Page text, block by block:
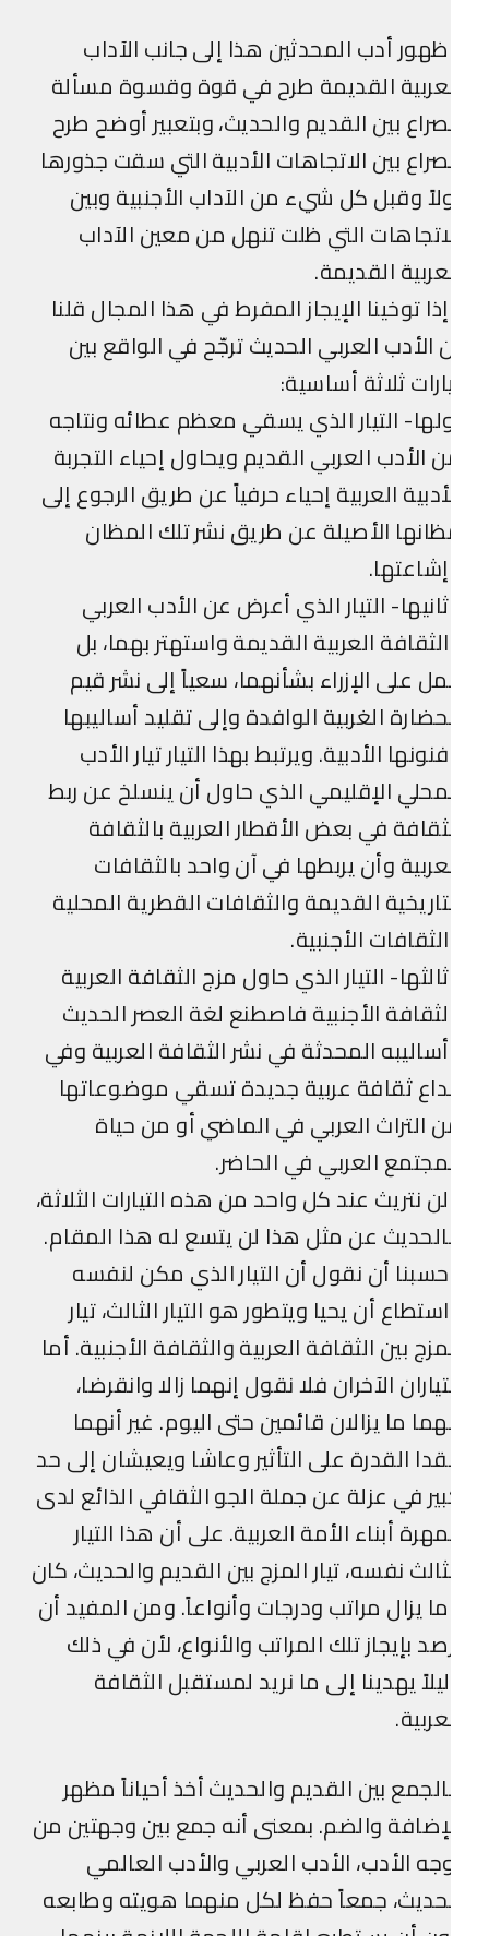
أدب المحدثين هذا إلى جانب الآداب
القديمة طرح في قوة وقسوة مسألة
بين القديم والحديث، وبتعبير أوضح طرح
بين الاتجاهات الأدبية التي سقت جذورها
وقبل كل شيء من الآداب الأجنبية وبين
التي ظلت تنهل من معين الآداب
القديمة.
توخينا الإيجاز المفرط في هذا المجال قلنا
الأدب العربي الحديث ترجّح في الواقع بين
ثلاثة أساسية:
التيار الذي يسقي معظم عطائه ونتاجه
الأدب العربي القديم ويحاول إحياء التجربة
العربية إحياء حرفياً عن طريق الرجوع إلى
الأصيلة عن طريق نشر تلك المظان
التيار الذي أعرض عن الأدب العربي
العربية القديمة واستهتر بهما، بل
على الإزراء بشأنهما، سعياً إلى نشر قيم
الغربية الوافدة وإلى تقليد أساليبها
الأدبية. ويرتبط بهذا التيار تيار الأدب
الإقليمي الذي حاول أن ينسلخ عن ربط
في بعض الأقطار العربية بالثقافة
وأن يربطها في آن واحد بالثقافات
القديمة والثقافات القطرية المحلية
الأجنبية.
التيار الذي حاول مزج الثقافة العربية
الأجنبية فاصطنع لغة العصر الحديث
المحدثة في نشر الثقافة العربية وفي
ثقافة عربية جديدة تسقي موضوعاتها
التراث العربي في الماضي أو من حياة
العربي في الحاضر.
نتريث عند كل واحد من هذه التيارات الثلاثة،
عن مثل هذا لن يتسع له هذا المقام.
أن نقول أن التيار الذي مكن لنفسه
أن يحيا ويتطور هو التيار الثالث، تيار
بين الثقافة العربية والثقافة الأجنبية. أما
الآخران فلا نقول إنهما زالا وانقرضا،
ما يزالان قائمين حتى اليوم. غير أنهما
القدرة على التأثير وعاشا ويعيشان إلى حد
في عزلة عن جملة الجو الثقافي الذائع لدى
أبناء الأمة العربية. على أن هذا التيار
نفسه، تيار المزج بين القديم والحديث، كان
يزال مراتب ودرجات وأنواعاً. ومن المفيد أن
بإيجاز تلك المراتب والأنواع، لأن في ذلك
يهدينا إلى ما نريد لمستقبل الثقافة
بين القديم والحديث أخذ أحياناً مظهر
والضم. بمعنى أنه جمع بين وجهتين من
الأدب، الأدب العربي والأدب العالمي
جمعاً حفظ لكل منهما هويته وطابعه